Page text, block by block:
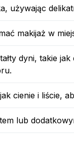
używając
makijaż w
dyni, takie
cienie i liście,
lub